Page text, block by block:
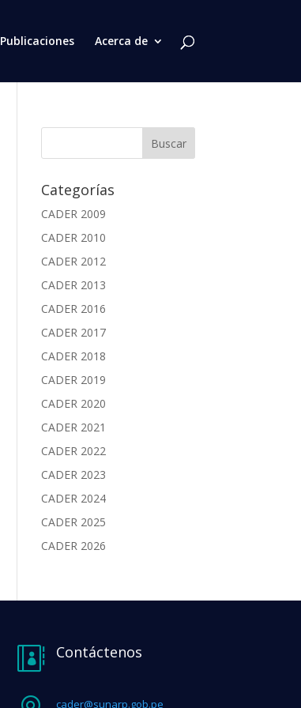
Publicaciones Acerca de
Categorías
CADER 2009
CADER 2010
CADER 2012
CADER 2013
CADER 2016
CADER 2017
CADER 2018
CADER 2019
CADER 2020
CADER 2021
CADER 2022
CADER 2023
CADER 2024
CADER 2025
CADER 2026
 Contáctenos
cader@sunarp.gob.pe